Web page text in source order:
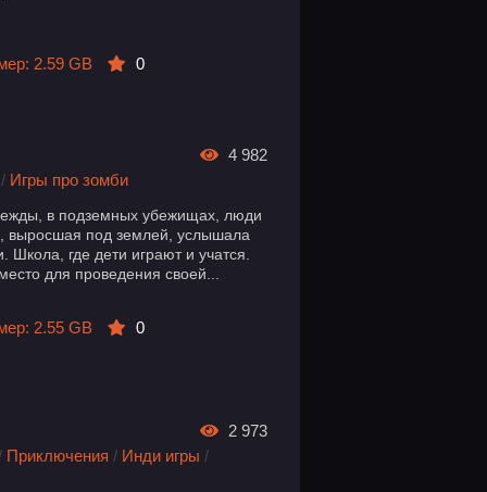
2.59 GB 0
Игры про зомби
в подземных убежищах, люди
выросшая под землей, услышала
где дети играют и учатся.
для проведения своей...
2.55 GB 0
4 982
Приключения / Инди игры /
2 973